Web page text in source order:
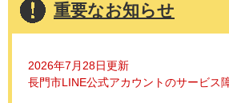
重要なお知らせ
2026年7月28日更新
長門市LINE公式アカウントのサービス